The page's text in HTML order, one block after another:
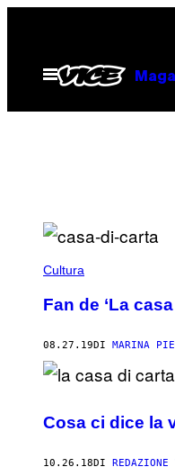
contenuto
Apri
Cultura
Fan de ‘La
08.27.19DI MARINA
Cosa ci dice la
10.26.18DI REDAZIONE